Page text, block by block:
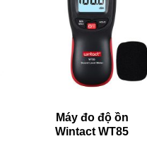
Máy đo độ ồn
Wintact WT85